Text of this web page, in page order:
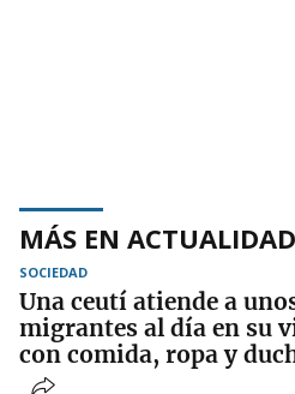
MÁS EN ACTUALIDAD
SOCIEDAD
Una ceutí atiende a
migrantes al día en su
con comida, ropa y